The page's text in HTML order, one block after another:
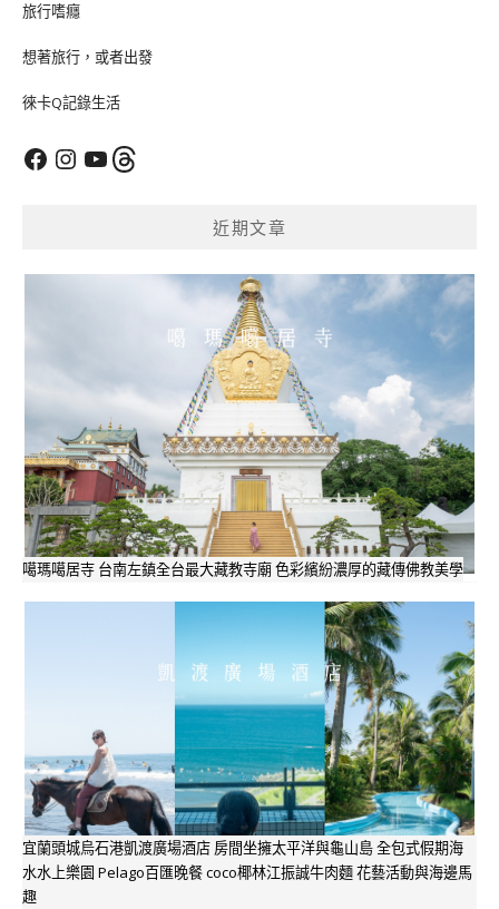
旅行嗜癮
想著旅行，或者出發
徠卡Q記錄生活
FacebookInstagram
YouTubeThreads
近期文章
噶瑪噶居寺 台南左鎮全台最大藏教寺廟 色彩繽紛濃厚的藏傳佛教美學
宜蘭頭城烏石港凱渡廣場酒店 房間坐擁太平洋與龜山島 全包式假期海
水水上樂園 Pelago百匯晚餐 coco椰林江振誠牛肉麵 花藝活動與海邊馬
趣